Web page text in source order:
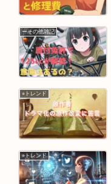
ーその他雑記
⭐︎トレンド
⭐︎トレンド